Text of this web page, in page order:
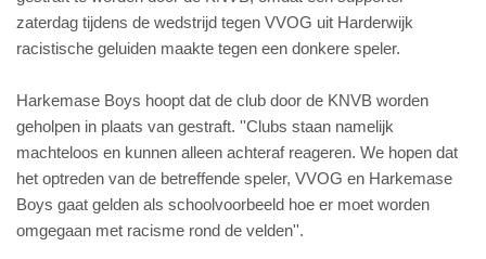
zaterdag tijdens de wedstrijd tegen VVOG uit Harderwijk
racistische geluiden maakte tegen een donkere speler.
Harkemase Boys hoopt dat de club door de KNVB worden
geholpen in plaats van gestraft. ''Clubs staan namelijk
machteloos en kunnen alleen achteraf reageren. We hopen dat
het optreden van de betreffende speler, VVOG en Harkemase
Boys gaat gelden als schoolvoorbeeld hoe er moet worden
omgegaan met racisme rond de velden''.